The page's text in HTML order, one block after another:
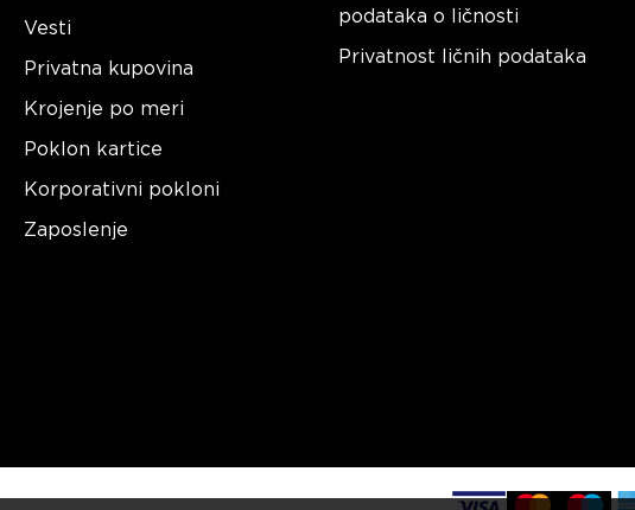
Vesti
Privatna kupovina
Krojenje po meri
Poklon kartice
Korporativni pokloni
Zaposlenje
podataka o ličnosti
Privatnost ličnih podataka